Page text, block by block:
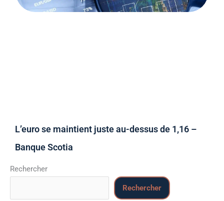
L’euro se maintient juste au-dessus de 1,16 –
Banque Scotia
Rechercher
Rechercher